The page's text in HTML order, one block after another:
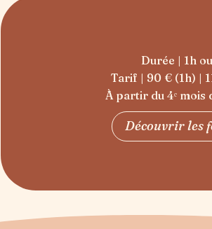
Durée | 1h
Tarif | 90 € (1h) |
À partir du 4ᵉ mois
Découvrir les